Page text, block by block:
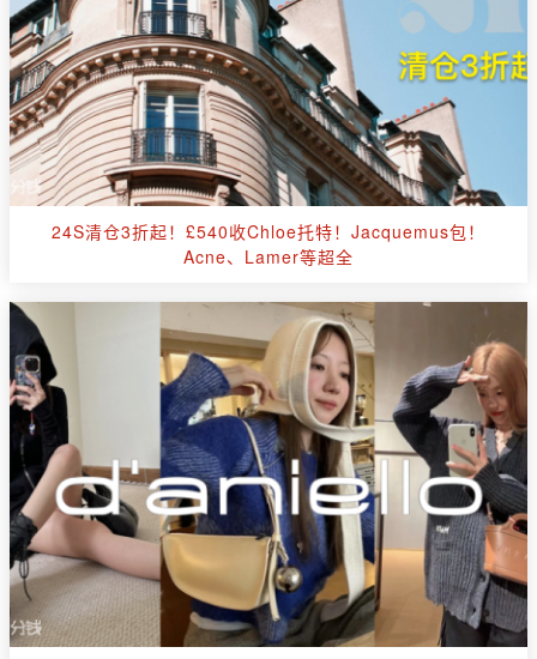
24S清仓3折起！£540收Chloe托特！Jacquemus包！
Acne、Lamer等超全